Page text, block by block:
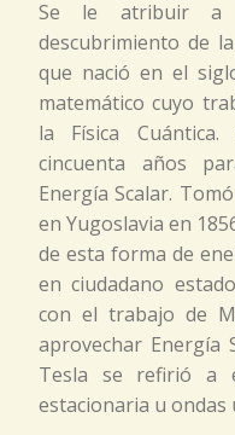
Se le atribuir a
descubrimiento de
que nació en el
matemático cuyo
la Física
cincuenta años
Energía Scalar.
en Yugoslavia en
de esta forma de
en ciudadano
con el trabajo de
aprovechar Energía
Tesla se refirió a
estacionaria u ondas